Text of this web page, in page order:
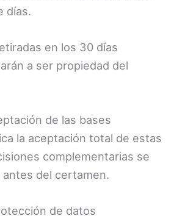
días.
en los 30 días
a ser propiedad del
de las bases
la aceptación total de estas
complementarias se
antes del certamen.
de datos